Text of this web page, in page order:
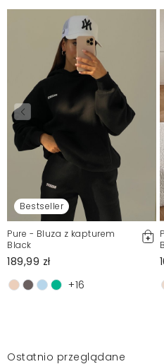
Bestseller
Pure - Bluza z kapturem
Black
189,99 zł
+16
Ostatnio przeglądane